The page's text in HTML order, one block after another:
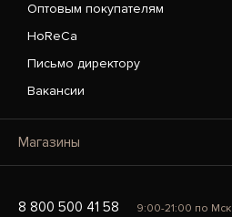
Оптовым покупателям
HoReCa
Письмо директору
Вакансии
Магазины
8 800 500 41 58 9:00-21:00 по Мск